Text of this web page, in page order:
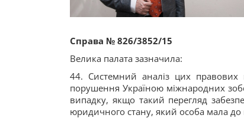
Справа № 826/3852/15
Велика палата зазначила:
44. Системний аналіз цих
порушення Україною міжнародних
випадку, якщо такий перегляд
юридичного стану, який особа мала